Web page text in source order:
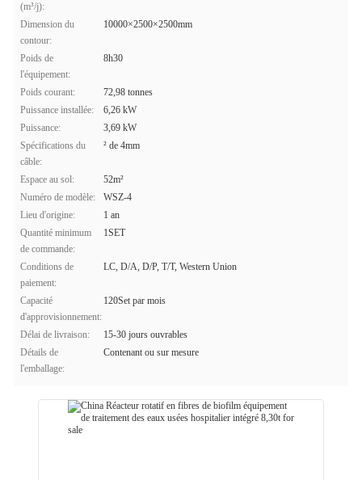
(m³/j):
Dimension du
contour:
10000×2500×2500mm
Poids de
l'équipement:
8h30
Poids courant:
72,98 tonnes
Puissance installée:
6,26 kW
Puissance:
3,69 kW
Spécifications du
câble:
² de 4mm
Espace au sol:
52m²
Numéro de modèle:
WSZ-4
Lieu d'origine:
1 an
Quantité minimum
de commande:
1SET
Conditions de
paiement:
LC, D/A, D/P, T/T, Western Union
Capacité
d'approvisionnement:
120Set par mois
Délai de livraison:
15-30 jours ouvrables
Détails de
l'emballage:
Contenant ou sur mesure